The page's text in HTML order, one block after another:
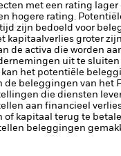
met een rating
hogere rating.
zijn bedoeld voor
kapitaalverlies groter
de activa die worden
uit te
het potentiële
de beleggingen van
die diensten
aan financieel
of kapitaal terug te
beleggingen